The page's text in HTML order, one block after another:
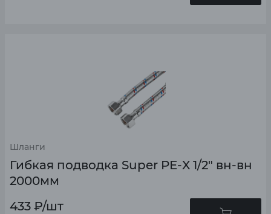
Шланги
Гибкая подводка Super PE-X 1/2" вн-вн
2000мм
433 ₽/шт